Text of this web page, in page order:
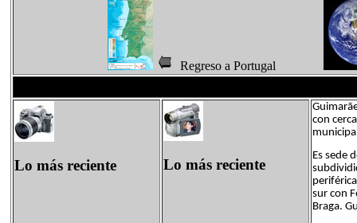
Regreso a Portugal
Lo más reciente Lo más reciente
con
Es sede
sur con
Braga.